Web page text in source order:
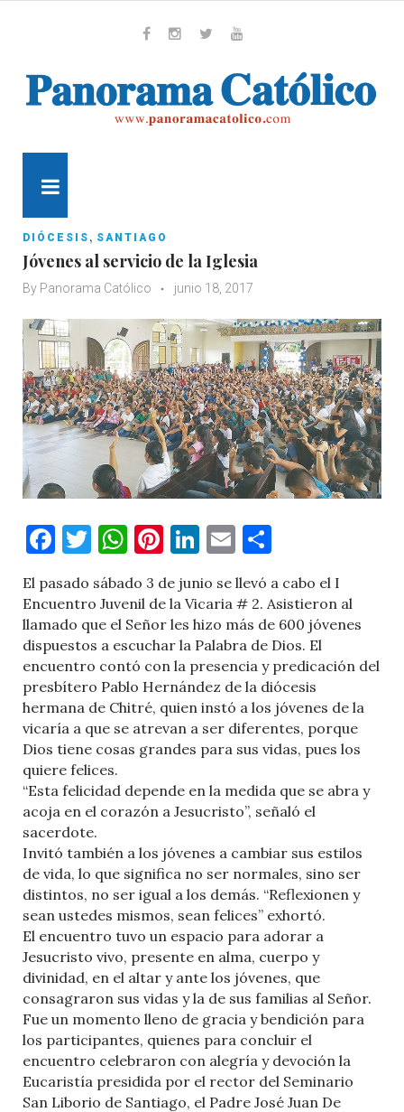
DIÓCESIS , SANTIAGO
Jóvenes al servicio de la Iglesia
By Panorama Católico junio 18, 2017
Facebook
Twitter
WhatsApp
Pinterest
LinkedIn
Email
El pasado sábado 3 de junio se llevó a cabo el I
Encuentro Juvenil de la Vicaria # 2. Asistieron al
llamado que el Señor les hizo más de 600 jóvenes
dispuestos a escuchar la Palabra de Dios. El
encuentro contó con la presencia y predicación del
presbítero Pablo Hernández de la diócesis
hermana de Chitré, quien instó a los jóvenes de la
vicaría a que se atrevan a ser diferentes, porque
Dios tiene cosas grandes para sus vidas, pues los
quiere felices.
“Esta felicidad depende en la medida que se abra y
acoja en el corazón a Jesucristo”, señaló el
sacerdote.
Invitó también a los jóvenes a cambiar sus estilos
de vida, lo que significa no ser normales, sino ser
distintos, no ser igual a los demás. “Reflexionen y
sean ustedes mismos, sean felices” exhortó.
El encuentro tuvo un espacio para adorar a
Jesucristo vivo, presente en alma, cuerpo y
divinidad, en el altar y ante los jóvenes, que
consagraron sus vidas y la de sus familias al Señor.
Fue un momento lleno de gracia y bendición para
los participantes, quienes para concluir el
encuentro celebraron con alegría y devoción la
Eucaristía presidida por el rector del Seminario
San Liborio de Santiago, el Padre José Juan De